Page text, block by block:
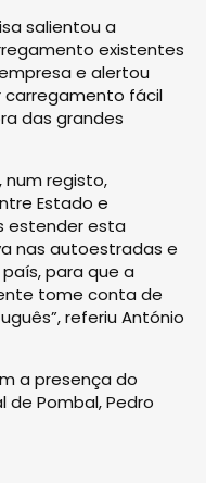
salientou a
existentes
e alertou
carregamento fácil
das grandes
num registo,
Estado e
estender esta
nas autoestradas e
para que a
tome conta de
referiu António
a presença do
de Pombal, Pedro